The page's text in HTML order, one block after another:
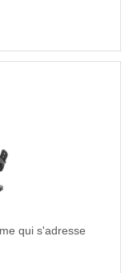
qui s'adresse